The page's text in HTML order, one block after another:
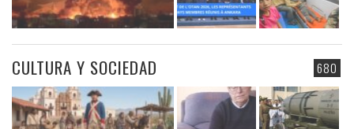
680
CULTURA Y SOCIEDAD